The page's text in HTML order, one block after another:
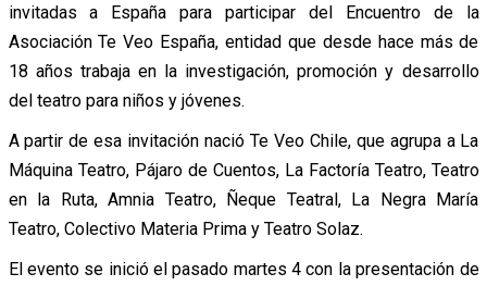
invitadas a España para participar del Encuentro de la
Asociación Te Veo España, entidad que desde hace más de
18 años trabaja en la investigación, promoción y desarrollo
del teatro para niños y jóvenes.
A partir de esa invitación nació Te Veo Chile, que agrupa a La
Máquina Teatro, Pájaro de Cuentos, La Factoría Teatro, Teatro
en la Ruta, Amnia Teatro, Ñeque Teatral, La Negra María
Teatro, Colectivo Materia Prima y Teatro Solaz.
El evento se inició el pasado martes 4 con la presentación de